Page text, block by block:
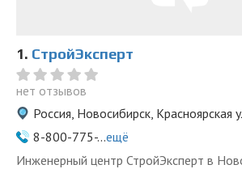
1. СтройЭксперт
нет отзывов
Россия, Новосибирск, Красноярская
8-800-775-...ещё
Инженерный центр СтройЭксперт в